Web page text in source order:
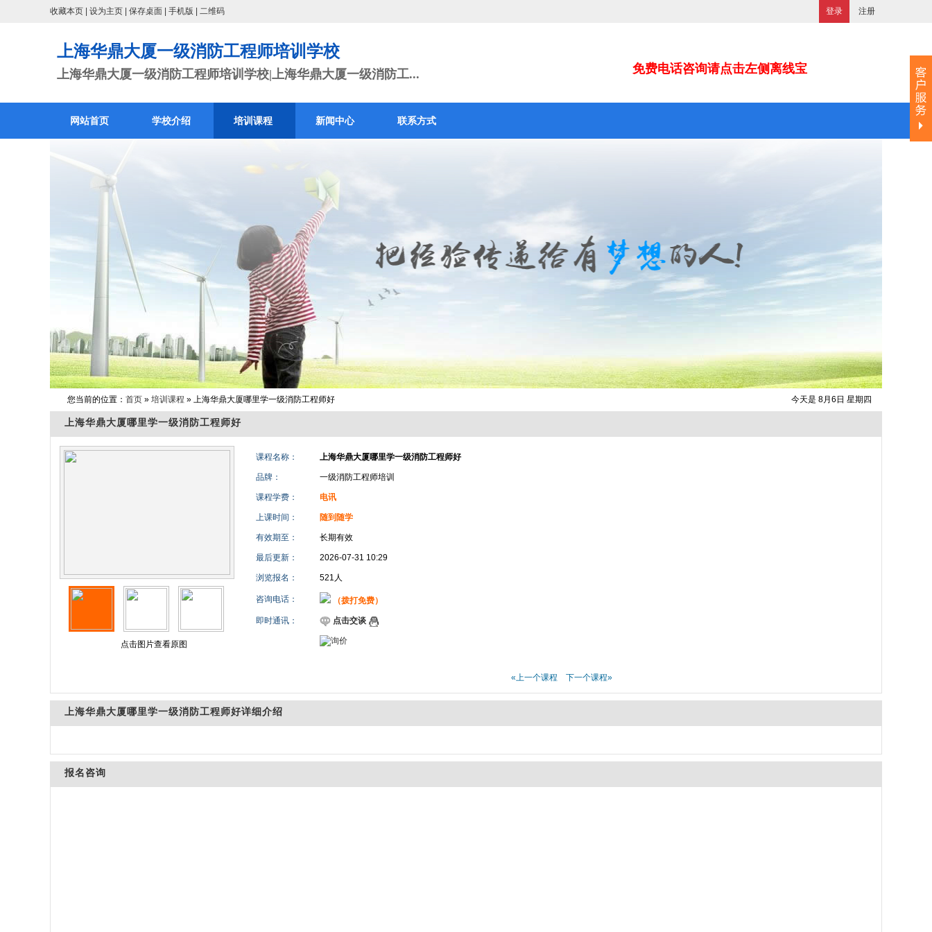
收藏本页 设为主页 保存桌面 手机版 二维码 登录 注册
免费电话咨询请点击左侧离线宝
上海华鼎大厦一级消防工程师培训学校
上海华鼎大厦一级消防工程师培训学校|上海华鼎大厦一级消防工...
网站首页 学校介绍 培训课程 新闻中心 联系方式
今天是 8月6日 星期四
您当前的位置： 首页 » 培训课程 » 上海华鼎大厦哪里学一级消防工程师好
上海华鼎大厦哪里学一级消防工程师好
点击图片查看原图
课程名称： 上海华鼎大厦哪里学一级消防工程师好
品牌： 一级消防工程师培训
课程学费： 电讯
上课时间： 随到随学
有效期至： 长期有效
最后更新： 2026-07-31 10:29
浏览报名： 521人
咨询电话： （拨打免费）
即时通讯： 点击交谈
«上一个课程 下一个课程»
上海华鼎大厦哪里学一级消防工程师好详细介绍
报名咨询